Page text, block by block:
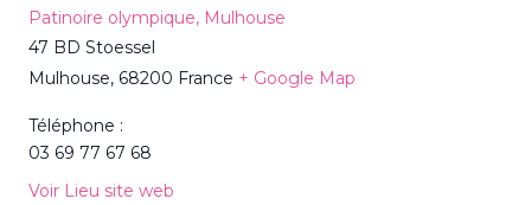
Patinoire olympique, Mulhouse
47 BD Stoessel
Mulhouse, 68200 France + Google Map
Téléphone :
03 69 77 67 68
Voir Lieu site web